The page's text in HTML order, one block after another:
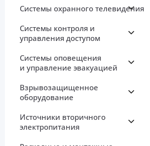
Системы охранного телевидения
Системы контроля и
управления доступом
Системы оповещения
и управление эвакуацией
Взрывозащищенное
оборудование
Источники вторичного
электропитания